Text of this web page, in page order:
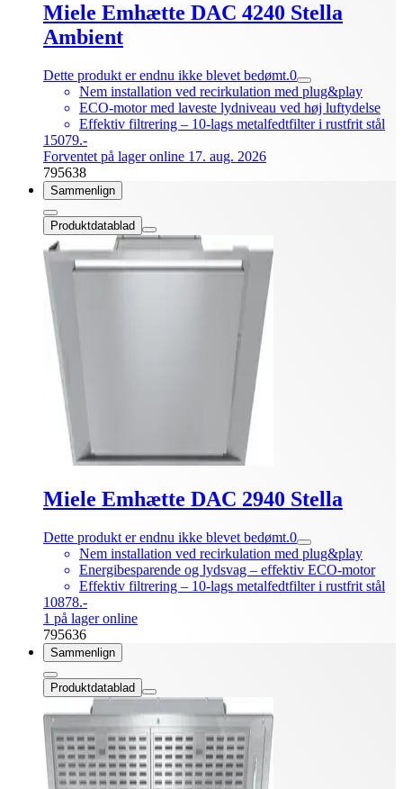
Miele Emhætte DAC 4240 Stella
Ambient
Dette produkt er endnu ikke blevet bedømt.0
Nem installation ved recirkulation med plug&play
ECO-motor med laveste lydniveau ved høj luftydelse
Effektiv filtrering – 10-lags metalfedtfilter i rustfrit stål
15079.-
Forventet på lager online 17. aug. 2026
795638
Sammenlign
Produktdatablad
Miele Emhætte DAC 2940 Stella
Dette produkt er endnu ikke blevet bedømt.0
Nem installation ved recirkulation med plug&play
Energibesparende og lydsvag – effektiv ECO-motor
Effektiv filtrering – 10-lags metalfedtfilter i rustfrit stål
10878.-
1 på lager online
795636
Sammenlign
Produktdatablad